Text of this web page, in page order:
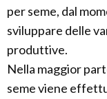
per seme, dal
sviluppare delle
produttive.
Nella maggior
seme viene